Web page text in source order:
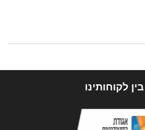
בין לקוחותינו